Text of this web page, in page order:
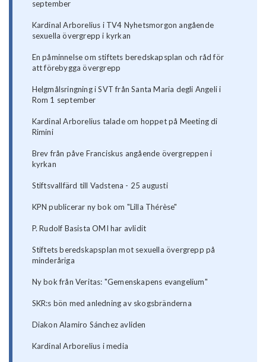
september
Kardinal Arborelius i TV4 Nyhetsmorgon angående
sexuella övergrepp i kyrkan
En påminnelse om stiftets beredskapsplan och råd för
att förebygga övergrepp
Helgmålsringning i SVT från Santa Maria degli Angeli i
Rom 1 september
Kardinal Arborelius talade om hoppet på Meeting di
Rimini
Brev från påve Franciskus angående övergreppen i
kyrkan
Stiftsvallfärd till Vadstena - 25 augusti
KPN publicerar ny bok om "Lilla Thérèse"
P. Rudolf Basista OMI har avlidit
Stiftets beredskapsplan mot sexuella övergrepp på
minderåriga
Ny bok från Veritas: "Gemenskapens evangelium"
SKR:s bön med anledning av skogsbränderna
Diakon Alamiro Sánchez avliden
Kardinal Arborelius i media